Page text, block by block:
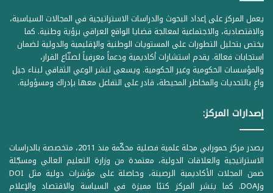
يعمل المركز على إعداد البحوث والدراسات الاستراتيجية في المجالات السياسية،
والاقتصادية، والاجتماعية لمعالجة قضايا الواقع العراقي برؤية وطنية. كما
يختص بتحليل التطورات على المستويات الوطنية والإقليمية والدولية لضمان
استجابات فعالة. يقدم استشارات أكاديمية ودعماً معرفياً لصنّاع القرار،
والمؤسسات الحكومية وغير الحكومية. ويسعى لنشر الوعي الثقافي لبناء جيل
واعٍ بالتحديات والمخاطر المحيطة، قادر على التفاعل معها بإدراك ومسؤولية.
إصدارات المركز:
يصدر مركز حمورابي مجلة علمية فصلية محكّمة منذ 2011، متخصصة بالدراسات
الاستراتيجية والعلاقات الدولية، معتمدة من وزارة التعليم العالي ومسجّلة
ضمن المجلات الأكاديمية الرصينة، وحاصلة على مؤشرات دولية مثل DOI
وDOAJ. كما ينشر المركز كتبًا مميزة في السياسة والاقتصاد والإعلام